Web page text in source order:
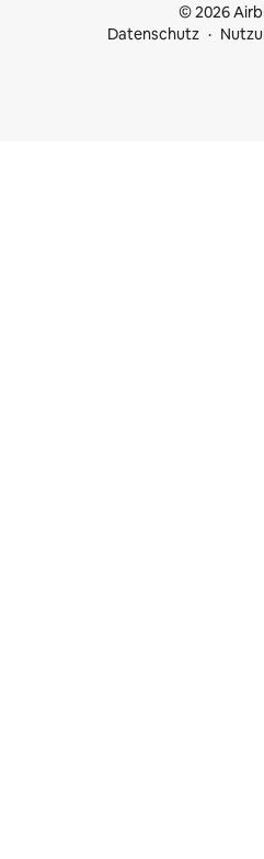
© 2026
Datenschutz